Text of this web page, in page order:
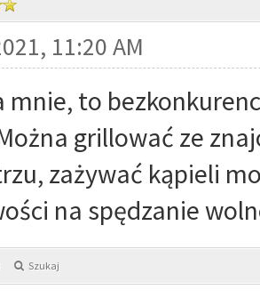
11:20 AM
mnie, to
grillować ze
zażywać kąpieli
na spędzanie
Szukaj